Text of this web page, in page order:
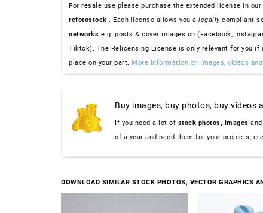
For resale use please purchase the extended license in
rcfotostock . Each license allows you a legallycompliant
networks e.g. posts & cover images on (Facebook,
Tiktok). The Relicensing License is only relevant for you if
place on your part. More information on images, videos
Buy images, buy photos, buy
If you need a lot of stock photos, images and
of a year and need them for your projects,
DOWNLOAD SIMILAR STOCK PHOTOS, VECTOR GRAPHICS